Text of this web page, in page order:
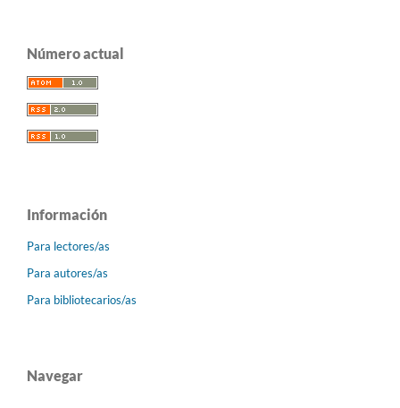
Número actual
Información
Para lectores/as
Para autores/as
Para bibliotecarios/as
Navegar